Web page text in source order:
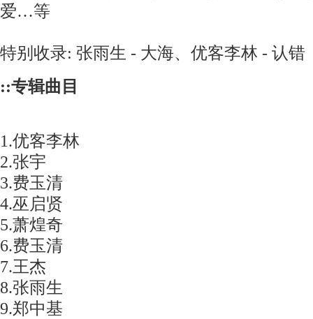
爱…等
特别收录: 张雨生 - 大海、优客李林 - 认错
::专辑曲目
1.优客李林
2.张宇
3.费玉清
4.巫启贤
5.萧煌奇
6.费玉清
7.王杰
8.张雨生
9.郑中基